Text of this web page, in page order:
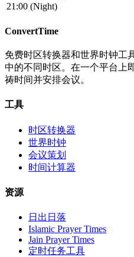
21:00 (Night)
ConvertTime
免费时区转换器和世界时钟工
中的不同时区。在一个平台上
祷时间并安排会议。
工具
时区转换器
世界时钟
会议策划
时间计算器
资源
日出日落
Islamic Prayer Times
Jain Prayer Times
定时任务工具